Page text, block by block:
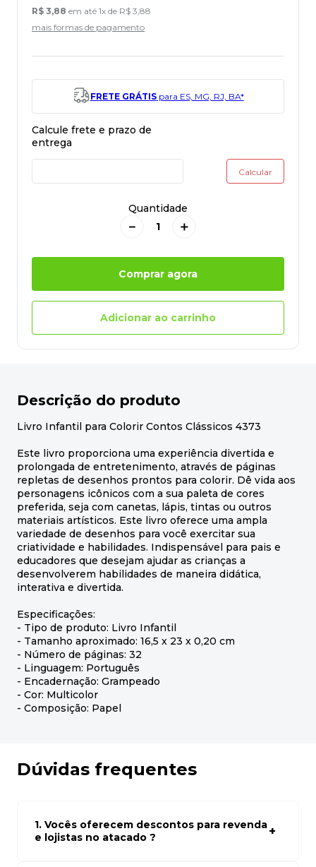
R$ 3,88 em até 1x de R$ 3,88
mais formas de pagamento
FRETE GRÁTISpara ES, MG, RJ, BA*
Quantidade
＋
－
Comprar agora
Adicionar ao carrinho
Descrição do produto
Livro Infantil para Colorir Contos Clássicos 4373
Este livro proporciona uma experiência divertida e
prolongada de entretenimento, através de páginas
repletas de desenhos prontos para colorir. Dê vida aos
personagens icônicos com a sua paleta de cores
preferida, seja com canetas, lápis, tintas ou outros
materiais artísticos. Este livro oferece uma ampla
variedade de desenhos para você exercitar sua
criatividade e habilidades. Indispensável para pais e
educadores que desejam ajudar as crianças a
desenvolverem habilidades de maneira didática,
interativa e divertida.
Especificações:
- Tipo de produto: Livro Infantil
- Tamanho aproximado: 16,5 x 23 x 0,20 cm
- Número de páginas: 32
- Linguagem: Português
- Encadernação: Grampeado
- Cor: Multicolor
- Composição: Papel
Dúvidas frequentes
1. Vocês oferecem descontos para revenda
e lojistas no atacado ?